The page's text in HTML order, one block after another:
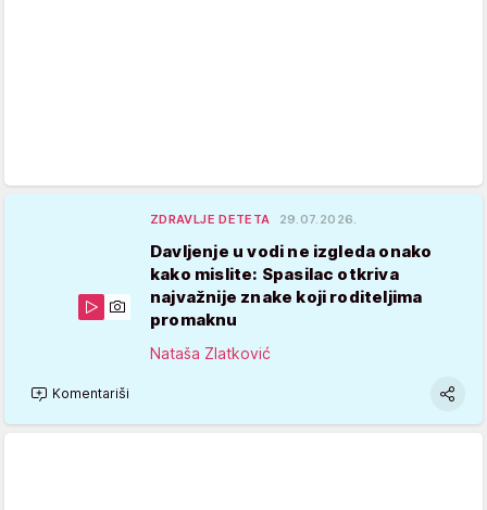
ZDRAVLJE DETETA 29.07.2026.
Davljenje u vodi ne izgleda onako
kako mislite: Spasilac otkriva
najvažnije znake koji roditeljima
promaknu
Nataša Zlatković
Komentariši